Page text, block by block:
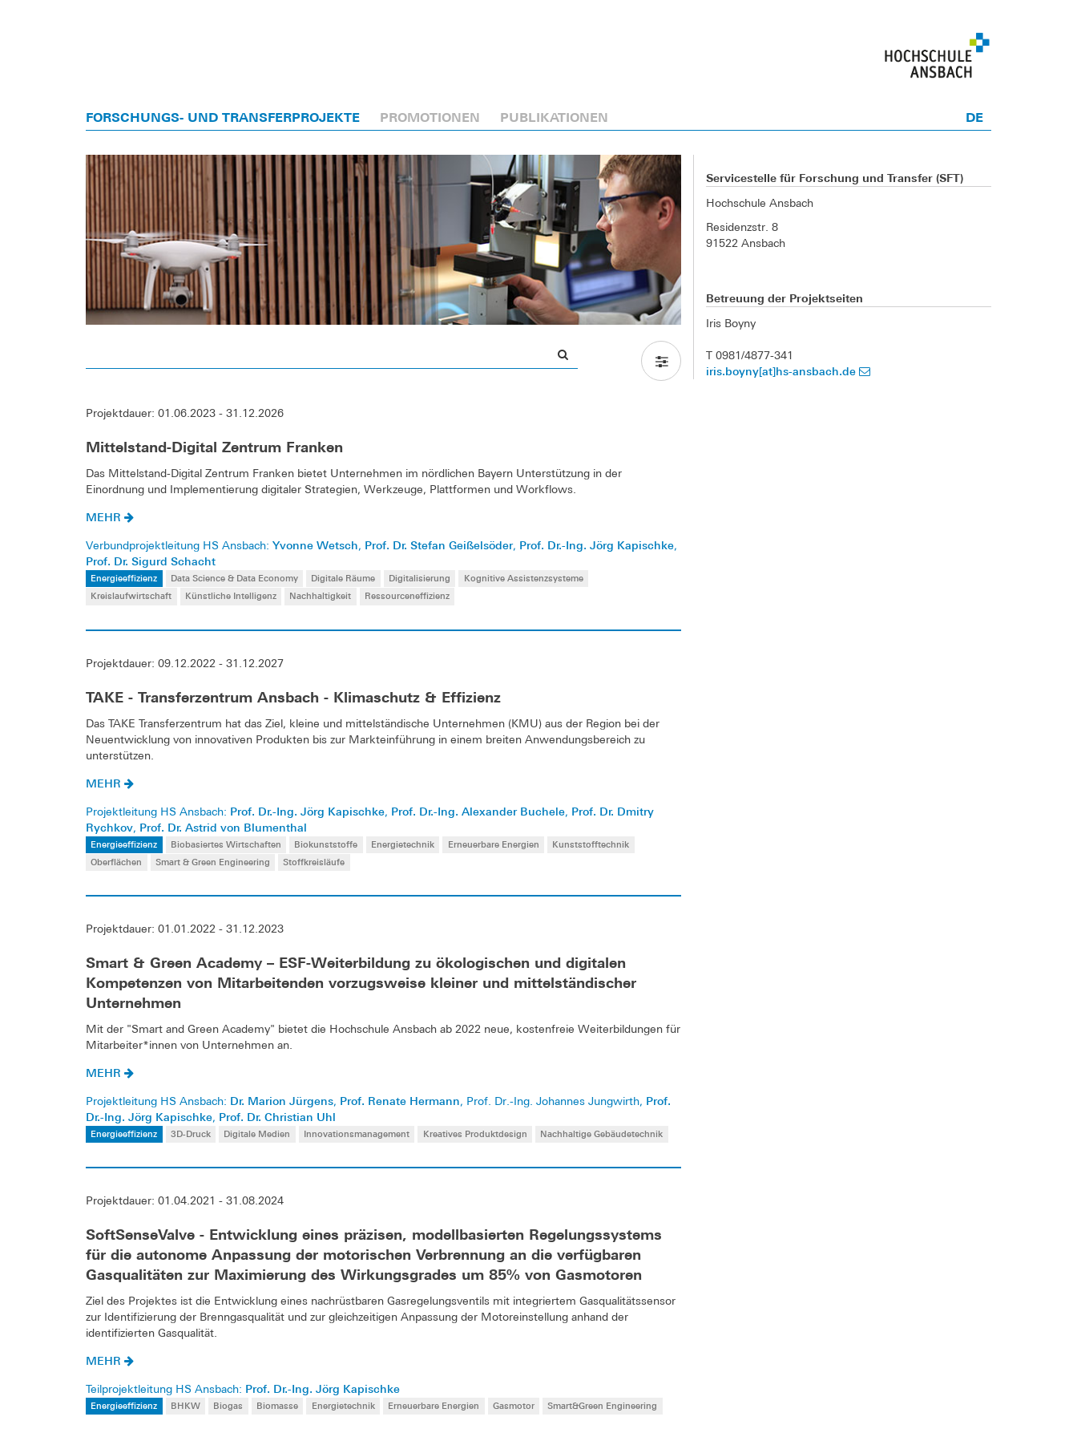
FORSCHUNGS- UND TRANSFERPROJEKTE PROMOTIONEN PUBLIKATIONEN DE
Projektdauer: 01.06.2023 - 31.12.2026
Mittelstand-Digital Zentrum Franken
Das Mittelstand-Digital Zentrum Franken bietet Unternehmen im nördlichen Bayern Unterstützung in der
Einordnung und Implementierung digitaler Strategien, Werkzeuge, Plattformen und Workflows.
MEHR
Verbundprojektleitung HS Ansbach: Yvonne Wetsch, Prof. Dr. Stefan Geißelsöder, Prof. Dr.-Ing. Jörg Kapischke,
Prof. Dr. Sigurd Schacht
Energieeffizienz Data Science & Data Economy Digitale Räume Digitalisierung
Kognitive Assistenzsysteme
Kreislaufwirtschaft
Künstliche Intelligenz Nachhaltigkeit Ressourceneffizienz
Projektdauer: 09.12.2022 - 31.12.2027
TAKE - Transferzentrum Ansbach - Klimaschutz & Effizienz
Das TAKE Transferzentrum hat das Ziel, kleine und mittelständische Unternehmen (KMU) aus der Region bei der
Neuentwicklung von innovativen Produkten bis zur Markteinführung in einem breiten Anwendungsbereich zu
unterstützen.
MEHR
Projektleitung HS Ansbach: Prof. Dr.-Ing. Jörg Kapischke, Prof. Dr.-Ing. Alexander Buchele, Prof. Dr. Dmitry
Rychkov, Prof. Dr. Astrid von Blumenthal
Energieeffizienz Biobasiertes Wirtschaften Biokunststoffe Energietechnik Erneuerbare Energien
Kunststofftechnik
Oberflächen
Smart & Green Engineering Stoffkreisläufe
Projektdauer: 01.01.2022 - 31.12.2023
Smart & Green Academy – ESF-Weiterbildung zu ökologischen und digitalen
Kompetenzen von Mitarbeitenden vorzugsweise kleiner und mittelständischer
Unternehmen
Mit der "Smart and Green Academy" bietet die Hochschule Ansbach ab 2022 neue, kostenfreie Weiterbildungen für
Mitarbeiter*innen von Unternehmen an.
MEHR
Projektleitung HS Ansbach: Dr. Marion Jürgens, Prof. Renate Hermann, Prof. Dr.-Ing. Johannes Jungwirth, Prof.
Dr.-Ing. Jörg Kapischke, Prof. Dr. Christian Uhl
Energieeffizienz 3D-Druck Digitale Medien Innovationsmanagement Kreatives Produktdesign Nachhaltige Gebäudetechnik
Projektdauer: 01.04.2021 - 31.08.2024
SoftSenseValve - Entwicklung eines präzisen, modellbasierten Regelungssystems
für die autonome Anpassung der motorischen Verbrennung an die verfügbaren
Gasqualitäten zur Maximierung des Wirkungsgrades um 85% von Gasmotoren
Ziel des Projektes ist die Entwicklung eines nachrüstbaren Gasregelungsventils mit integriertem Gasqualitätssensor
zur Identifizierung der Brenngasqualität und zur gleichzeitigen Anpassung der Motoreinstellung anhand der
identifizierten Gasqualität.
MEHR
Teilprojektleitung HS Ansbach: Prof. Dr.-Ing. Jörg Kapischke
Energieeffizienz BHKW Biogas Biomasse Energietechnik Erneuerbare Energien Gasmotor Smart&Green Engineering
Servicestelle für Forschung und Transfer (SFT)
Hochschule Ansbach
Residenzstr. 8
91522 Ansbach
Betreuung der Projektseiten
Iris Boyny
T 0981/4877-341
iris.boyny[at]hs-ansbach.de